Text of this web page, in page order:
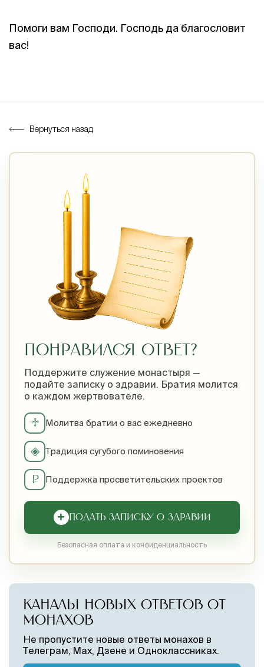
Помоги вам Господи. Господь да благословит
вас!
Вернуться назад
ПОНРАВИЛСЯ ОТВЕТ?
Поддержите служение монастыря —
подайте записку о здравии. Братия молится
о каждом жертвователе.
♱ Молитва братии о вас ежедневно
◈ Традиция сугубого поминовения
₽ Поддержка просветительских проектов
+ ПОДАТЬ ЗАПИСКУ О ЗДРАВИИ
Безопасная оплата и конфиденциальность
КАНАЛЫ НОВЫХ ОТВЕТОВ ОТ
МОНАХОВ
Не пропустите новые ответы монахов в
Телеграм, Max, Дзене и Одноклассниках.